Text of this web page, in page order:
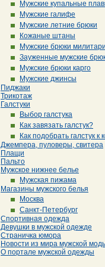
Мужские купальные
Мужские галифе
Мужские летние брюки
Кожаные штаны
Мужские брюки милитари
Зауженные мужские
Мужские брюки карго
Мужские джинсы
Пиджаки
Трикотаж
Галстуки
Выбор галстука
Как завязать галстук?
Как подобрать галстук к
Джемпера, пуловеры, свитера
Плащи
Пальто
Мужское нижнее белье
Мужская пижама
Магазины мужского белья
Москва
Санкт-Петербург
Спортивная одежда
Девушки в мужской одежде
Страничка юмора
Новости из мира мужской
О портале мужской одежды